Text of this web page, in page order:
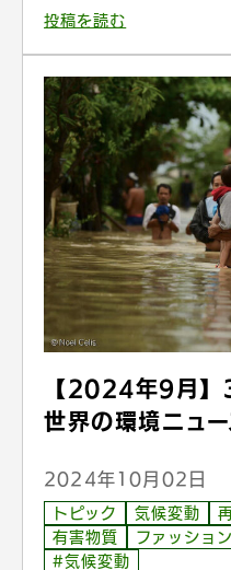
投稿を読む
【2024年9月】
世界の環境ニュー
2024年10月02日
トピック 気候変動
有害物質
ファッション
#気候変動